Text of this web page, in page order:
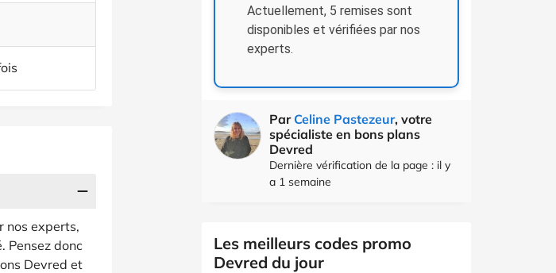
Actuellement, 5 remises sont
disponibles et vérifiées par nos
experts.
Par Celine Pastezeur, votre
spécialiste en bons plans
Devred
Dernière vérification de la page : il y
a 1 semaine
Les meilleurs codes promo
Devred du jour
nos experts,
Pensez donc
Devred et